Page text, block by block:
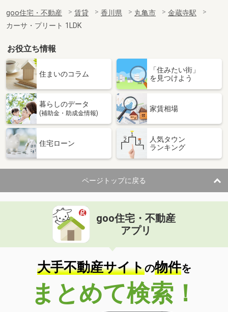
goo住宅・不動産 賃貸 香川県 丸亀市
金蔵寺駅
カーサ・プリート 1LDK
お役立ち情報
住まいのコラム
「住みたい街」
を見つけよう
暮らしのデータ
(補助金・助成金情報)
家賃相場
住宅ローン
人気タウン
ランキング
ページトップに戻る
goo住宅・不動産
アプリ
大手不動産サイトの物件を
まとめて検索！